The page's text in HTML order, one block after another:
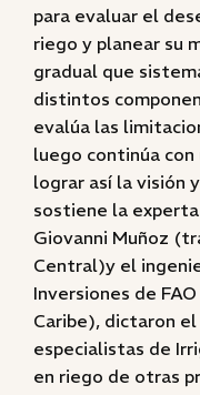
para evaluar el
riego y planear su
gradual que
distintos
evalúa las
luego continúa con
lograr así la visión
sostiene la
Giovanni Muñoz
Central)y el
Inversiones de
Caribe), dictaron
especialistas de
en riego de otras